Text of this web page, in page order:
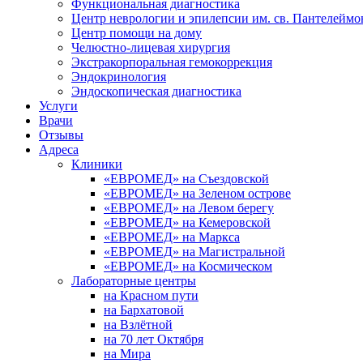
Функциональная диагностика
Центр неврологии и эпилепсии им. св.
Центр помощи на дому
Челюстно-лицевая хирургия
Экстракорпоральная гемокоррекция
Эндокринология
Эндоскопическая диагностика
Услуги
Врачи
Отзывы
Адреса
Клиники
«ЕВРОМЕД» на Съездовской
«ЕВРОМЕД» на Зеленом острове
«ЕВРОМЕД» на Левом берегу
«ЕВРОМЕД» на Кемеровской
«ЕВРОМЕД» на Маркса
«ЕВРОМЕД» на Магистральной
«ЕВРОМЕД» на Космическом
Лабораторные центры
на Красном пути
на Бархатовой
на Взлётной
на 70 лет Октября
на Мира